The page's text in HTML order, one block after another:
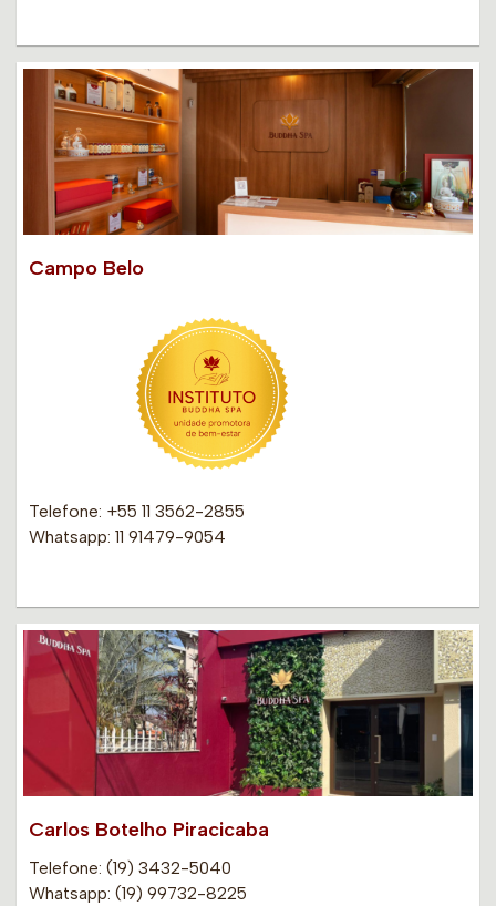
Campo Belo
Telefone: +55 11 3562-2855
Whatsapp: 11 91479-9054
Carlos Botelho Piracicaba
Telefone: (19) 3432-5040
Whatsapp: (19) 99732-8225